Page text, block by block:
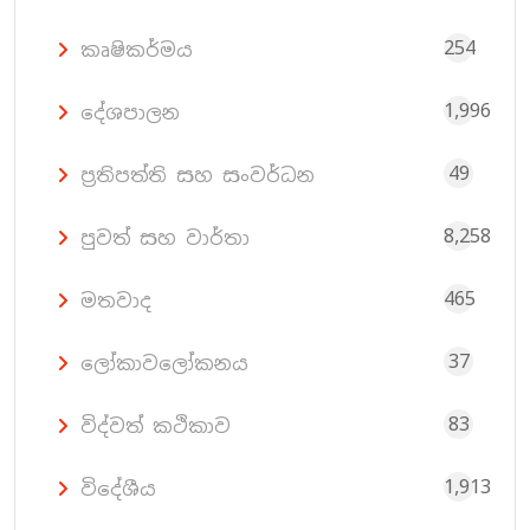
කෘෂිකර්මය 254
දේශපාලන 1,996
ප්‍රතිපත්ති සහ සංවර්ධන 49
පුවත් සහ වාර්තා 8,258
මතවාද 465
ලෝකාවලෝකනය 37
විද්වත් කථිකාව 83
විදේශීය 1,913